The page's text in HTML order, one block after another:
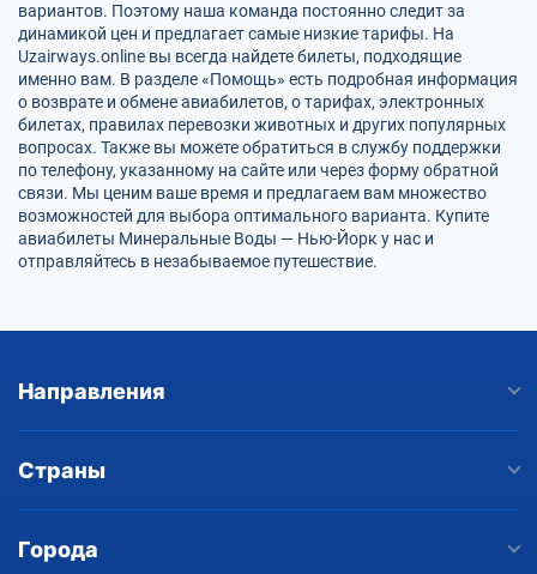
вариантов. Поэтому наша команда постоянно следит за
динамикой цен и предлагает самые низкие тарифы. На
Uzairways.online вы всегда найдете билеты, подходящие
именно вам. В разделе «Помощь» есть подробная информация
о возврате и обмене авиабилетов, о тарифах, электронных
билетах, правилах перевозки животных и других популярных
вопросах. Также вы можете обратиться в службу поддержки
по телефону, указанному на сайте или через форму обратной
связи. Мы ценим ваше время и предлагаем вам множество
возможностей для выбора оптимального варианта. Купите
авиабилеты Минеральные Воды — Нью-Йорк у нас и
отправляйтесь в незабываемое путешествие.
Направления
Страны
Города